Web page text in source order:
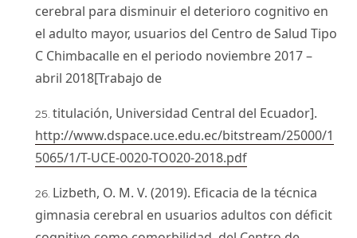
cerebral para disminuir el deterioro cognitivo en
el adulto mayor, usuarios del Centro de Salud Tipo
C Chimbacalle en el periodo noviembre 2017 –
abril 2018[Trabajo de
titulación, Universidad Central del Ecuador].
http://www.dspace.uce.edu.ec/bitstream/25000/1
5065/1/T-UCE-0020-TO020-2018.pdf
Lizbeth, O. M. V. (2019). Eficacia de la técnica
gimnasia cerebral en usuarios adultos con déficit